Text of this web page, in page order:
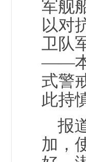
军舰
以对
卫队
——本
式警
此持
报
加，